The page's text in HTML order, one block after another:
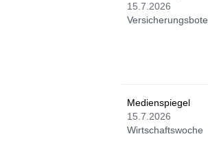
15.7.2026
Versicherungsbote
Medienspiegel
15.7.2026
Wirtschaftswoche